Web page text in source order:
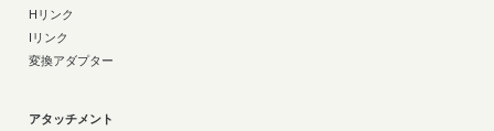
Hリンク
Iリンク
変換アダプター
アタッチメント